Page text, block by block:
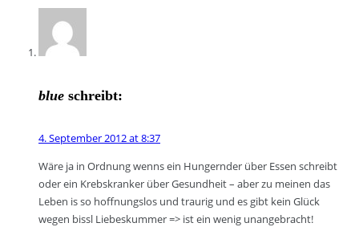
blue schreibt:
4. September 2012 at 8:37
Wäre ja in Ordnung wenns ein Hungernder über Essen schreibt
oder ein Krebskranker über Gesundheit – aber zu meinen das
Leben is so hoffnungslos und traurig und es gibt kein Glück
wegen bissl Liebeskummer => ist ein wenig unangebracht!